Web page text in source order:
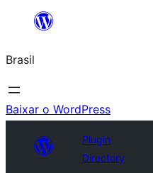
o
conteúdo
Brasil
Baixar o WordPress
Plugin
Directory